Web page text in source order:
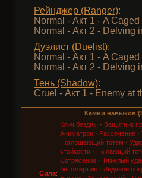
Рейнджер (Ranger):
Normal - Акт 1 - A
Normal - Акт 2 - Delving
Дуэлист (Duelist):
Normal - Акт 1 - A
Normal - Акт 2 - Delving
Тень (Shadow):
Cruel - Акт 1 - Enemy at
Камни навыков
Сила:
Клич бездны · Защитник
Аниматрон· Рассечение·
Поглощающий тотем ·
стойкости· Пылающий
Сотрясение· Тяжелый
бессмертию· Ледяное